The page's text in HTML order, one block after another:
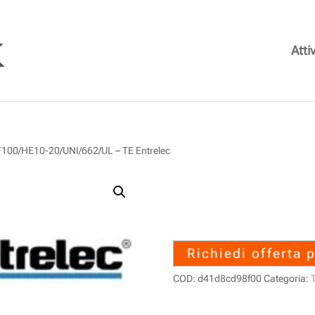
HE10-20/UNI/662/UL – TE Entrelec
Richiedi offerta
COD: d41d8cd98f00 Categoria: